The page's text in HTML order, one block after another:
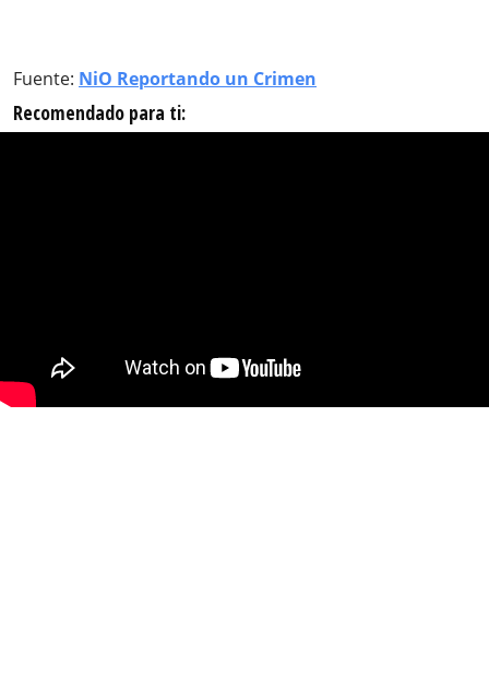
Fuente: NiO Reportando un Crimen
Recomendado para ti: